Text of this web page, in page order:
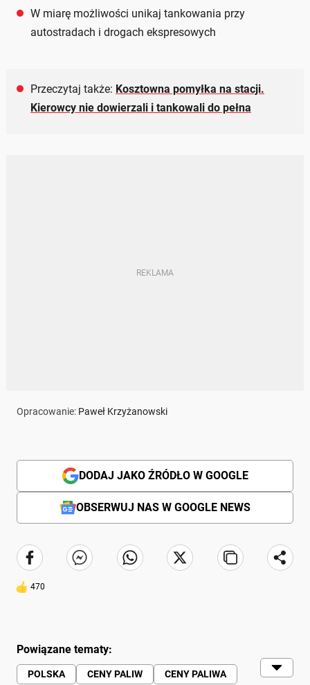
W miarę możliwości unikaj tankowania przy
autostradach i drogach ekspresowych
Przeczytaj także: Kosztowna pomyłka na stacji.
Kierowcy nie dowierzali i tankowali do pełna
Opracowanie: Paweł Krzyżanowski
DODAJ JAKO ŹRÓDŁO W GOOGLE
OBSERWUJ NAS W GOOGLE NEWS
470
Powiązane tematy:
POLSKA CENY PALIW
CENY PALIWA